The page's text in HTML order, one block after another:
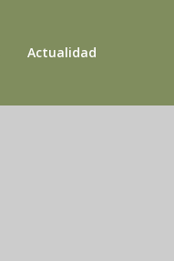
Actualidad